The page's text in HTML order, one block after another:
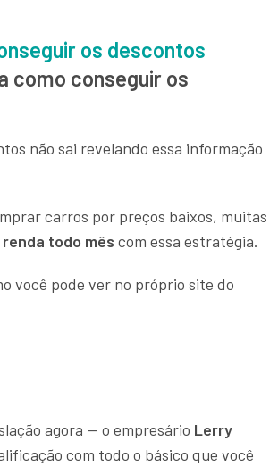
os descontos
como conseguir os
não sai revelando essa informação
carros por preços baixos, muitas
renda todo mês com essa estratégia.
você pode ver no próprio site do
agora — o empresário Lerry
com todo o básico que você